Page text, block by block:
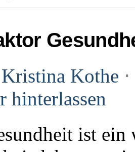
Kothe ⋅
hinterlassen
ist